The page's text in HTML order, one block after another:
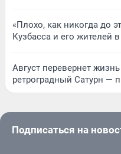
«Плохо, как никогда до
Кузбасса и его жителей в
Август перевернет
ретроградный Сатурн —
Подписаться на